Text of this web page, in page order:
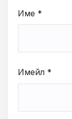
Име *
Имейл *